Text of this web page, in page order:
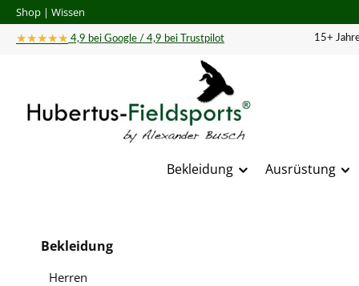
Hauptinhalt springen
Zur Suche springen
Zur Hauptnavigation springen
Shop | Wissen
★★★★★ 4,9 bei Google / 4,9 bei Trustpilot 15+
Bekleidung Ausrüstung
Bekleidung
Herren